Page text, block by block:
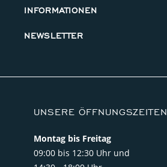
INFORMATIONEN
NEWSLETTER
UNSERE ÖFFNUNGSZEITEN
Montag bis Freitag
09:00 bis 12:30 Uhr und